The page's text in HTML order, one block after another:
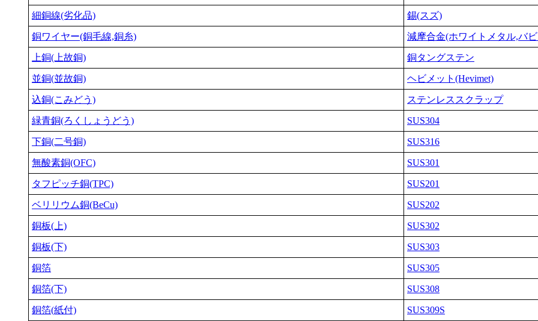
細銅線(劣化品) 錫(スズ)
銅ワイヤー(銅毛線,銅糸) 減摩合金(ホワイトメタル,バ
上銅(上故銅) 銅タングステン
並銅(並故銅) ヘビメット(Hevimet)
込銅(こみどう) ステンレススクラップ
緑青銅(ろくしょうどう) SUS304
下銅(二号銅) SUS316
無酸素銅(OFC) SUS301
タフピッチ銅(TPC) SUS201
ベリリウム銅(BeCu) SUS202
銅板(上) SUS302
銅板(下) SUS303
銅箔 SUS305
銅箔(下) SUS308
銅箔(紙付) SUS309S